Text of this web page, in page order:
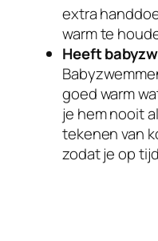
extra
warm te
Heeft
goed warm
je hem nooit
tekenen van
zodat je op